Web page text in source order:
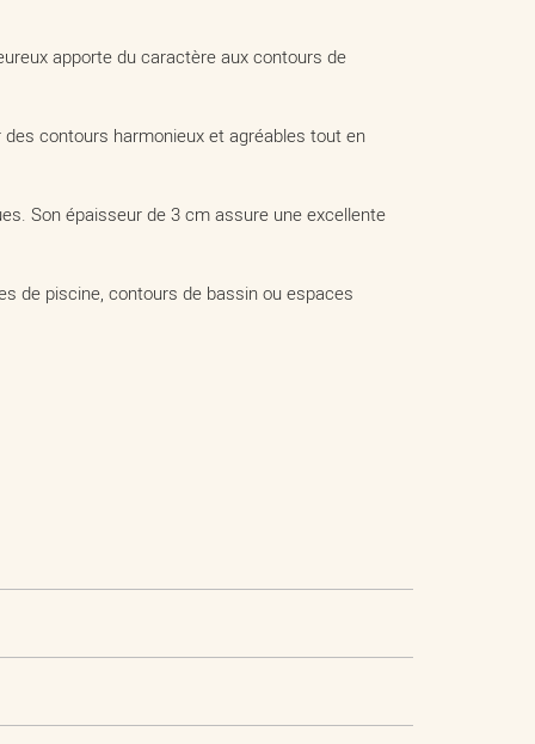
apporte du caractère aux contours de
contours harmonieux et agréables tout en
Son épaisseur de 3 cm assure une excellente
de piscine, contours de bassin ou espaces